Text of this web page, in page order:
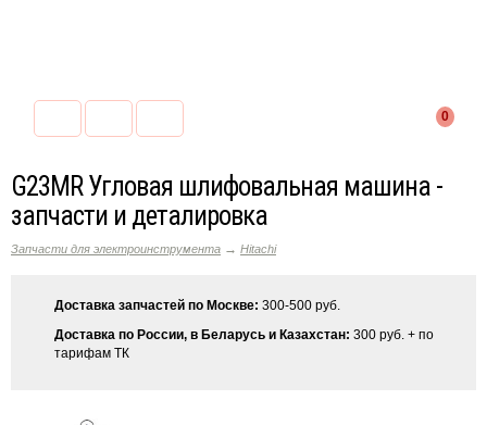
0
G23MR Угловая шлифовальная машина -
запчасти и деталировка
Запчасти для электроинструмента → Hitachi
Доставка запчастей по Москве: 300-500 руб.
Доставка по России, в Беларусь и Казахстан: 300 руб. + по
тарифам ТК